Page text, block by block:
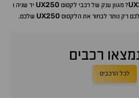
? מגוון ענק של רכבי לקסוס UX250 יד שניה ו
לקסוס UX250 שלכם.
רכבים
לכל הרכבים